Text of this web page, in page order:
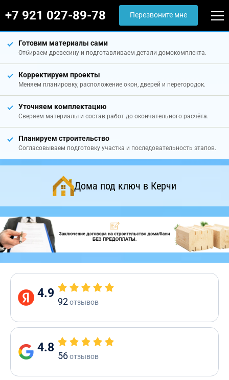
+7 921 027-89-78 Перезвоните мне
Готовим материалы сами
Отбираем древесину и подготавливаем детали домокомплекта.
Корректируем проекты
Меняем планировку, расположение окон, дверей и перегородок.
Уточняем комплектацию
Сверяем материалы и состав работ до окончательного расчёта.
Планируем строительство
Согласовываем подготовку участка и последовательность этапов.
Дома под ключ в Керчи
4.9
92отзывов
4.8
56отзывов